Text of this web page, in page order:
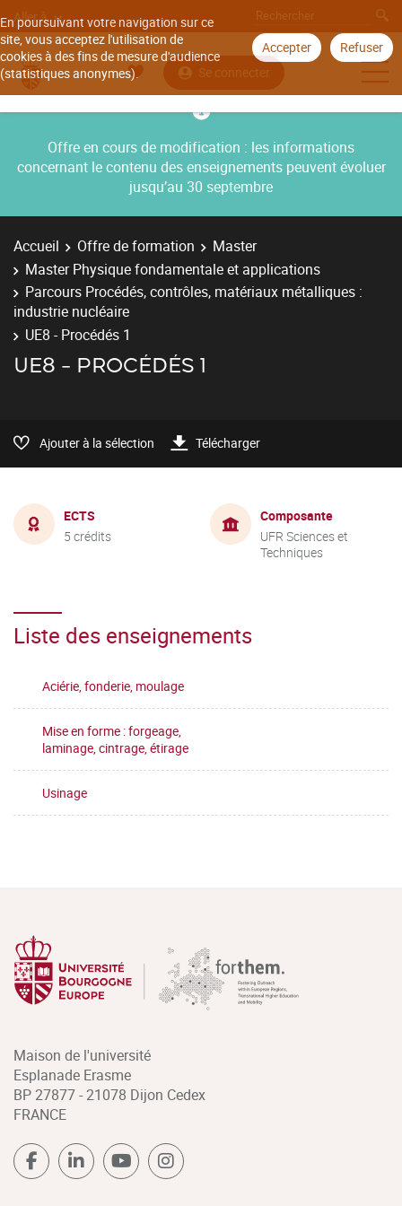
En poursuivant votre navigation sur ce
site, vous acceptez l'utilisation de
cookies à des fins de mesure d'audience
(statistiques anonymes).
Accepter Refuser
Aller à
Se connecter
Offre en cours de modification : les informations
concernant le contenu des enseignements peuvent évoluer
jusqu’au 30 septembre
Accueil Offre de formation
Master
Master Physique fondamentale et applications
Parcours Procédés, contrôles, matériaux métalliques :
industrie nucléaire
UE8 - Procédés 1
UE8 - PROCÉDÉS 1
Ajouter à la sélection Télécharger
ECTS
5 crédits
Composante
UFR Sciences et
Techniques
Liste des enseignements
Aciérie, fonderie, moulage
Mise en forme : forgeage,
laminage, cintrage, étirage
Usinage
Maison de l'université
Esplanade Erasme
BP 27877 - 21078 Dijon Cedex
FRANCE